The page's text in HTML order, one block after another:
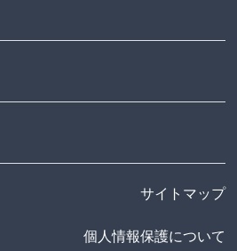
サイトマップ
個人情報保護について